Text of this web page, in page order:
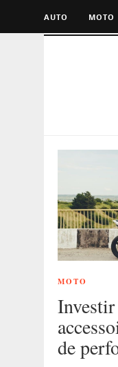
AUTO MOTO
MOTO
Investir
de